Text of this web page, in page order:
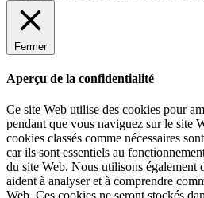
Fermer
Aperçu de la confidentialité
Ce site Web utilise des cookies pour
pendant que vous naviguez sur le site
cookies classés comme nécessaires
car ils sont essentiels au
du site Web. Nous utilisons également
aident à analyser et à comprendre